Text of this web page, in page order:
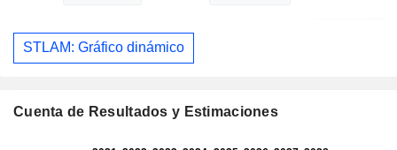
STLAM: Gráfico dinámico
Cuenta de Resultados y Estimaciones